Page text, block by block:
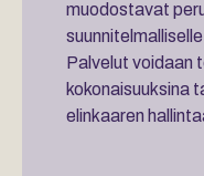
muodostavat
Palvelut voidaan
kokonaisuuksina
elinkaaren